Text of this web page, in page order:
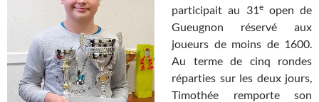
participait au 31eopen de
Gueugnon réservé aux
joueurs de moins de 1600.
Au terme de cinq rondes
réparties sur les deux jours,
Timothée remporte son